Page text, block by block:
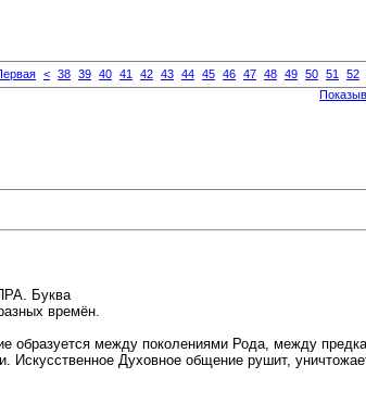
< 38 39 40 41 42 43 44 45 46 47 48 49 50 51 52
Буква
времён.
между поколениями Рода, между
Духовное общение рушит,